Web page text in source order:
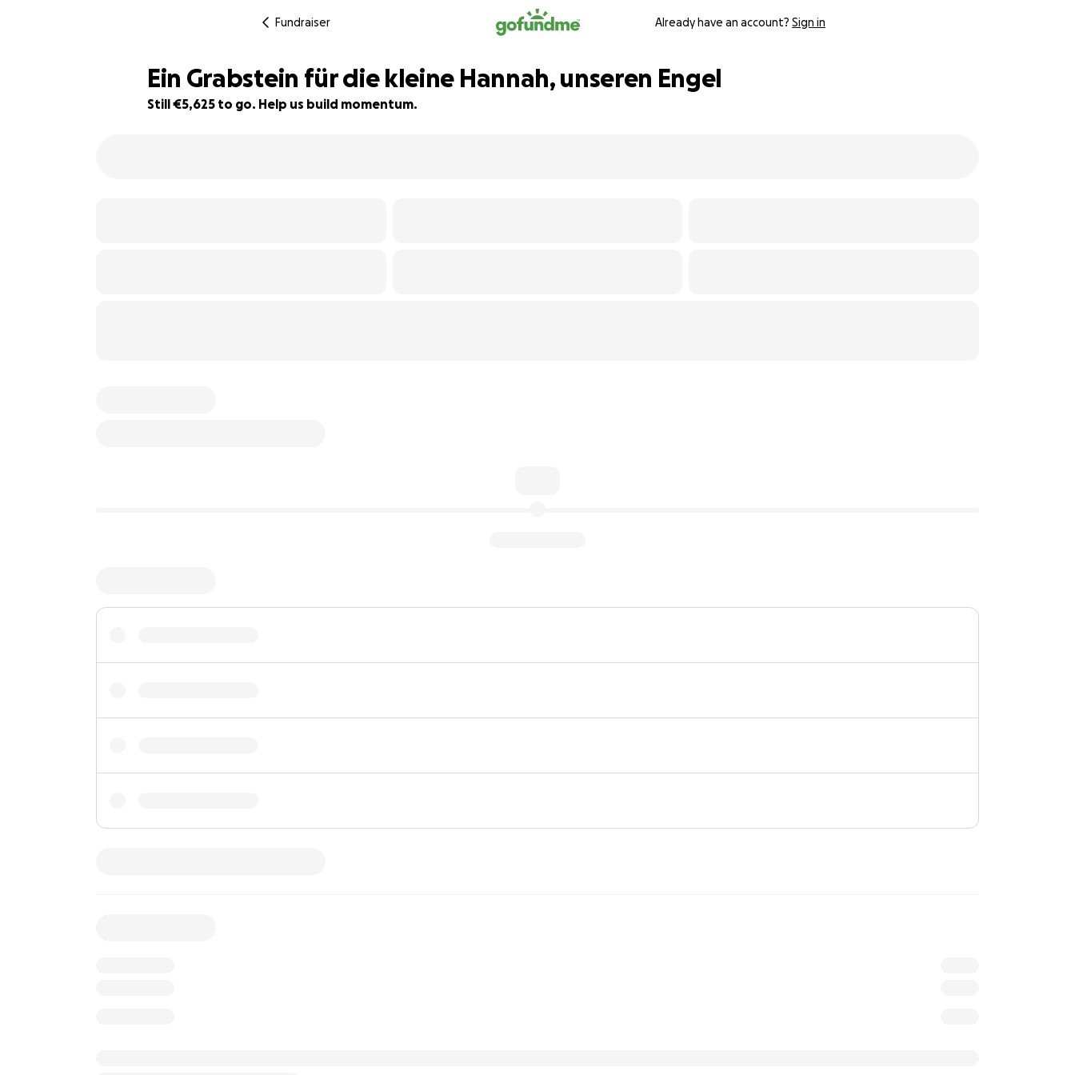
Fundraiser Already have an account? Sign in
Ein Grabstein für die kleine Hannah, unseren Engel
Still €5,625 to go. Help us build momentum.